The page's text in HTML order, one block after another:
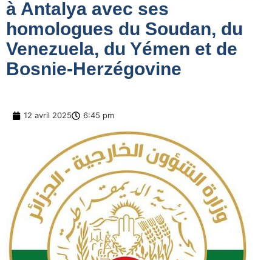
à Antalya avec ses
homologues du Soudan, du
Venezuela, du Yémen et de
Bosnie-Herzégovine
12 avril 2025 6:45 pm